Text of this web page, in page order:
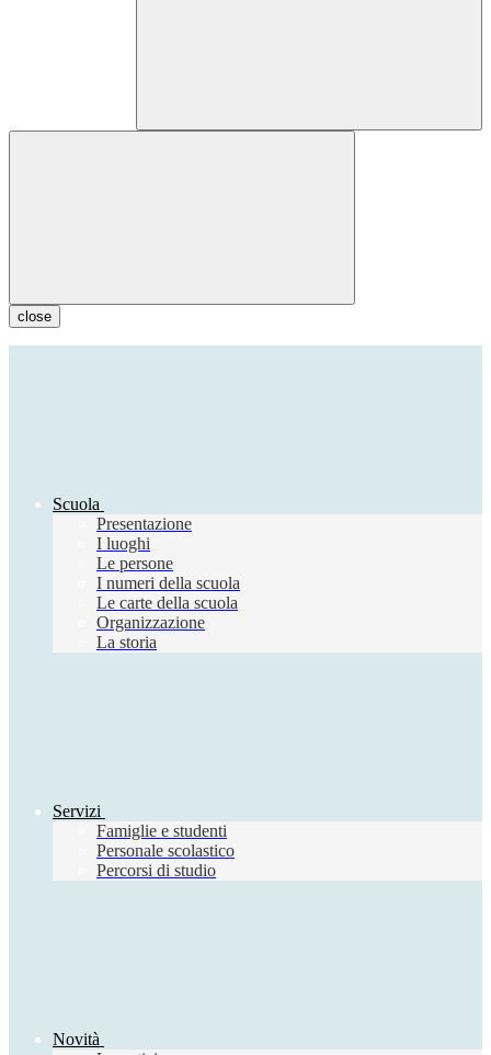
close
Scuola
Presentazione
I luoghi
Le persone
I numeri della scuola
Le carte della scuola
Organizzazione
La storia
Servizi
Famiglie e studenti
Personale scolastico
Percorsi di studio
Novità